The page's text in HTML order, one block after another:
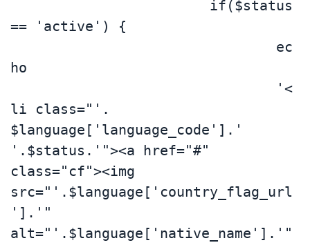
== 'active') {
ho
li class="'.
$language['language_code'].'
'.$status.'"><a href="#"
class="cf"><img
src="'.$language['country_flag_url
'].'"
alt="'.$language['native_name'].'"